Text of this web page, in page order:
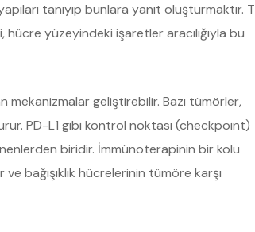
tanıyıp bunlara yanıt oluşturmaktır. T
hücre yüzeyindeki işaretler aracılığıyla bu
mekanizmalar geliştirebilir. Bazı tümörler,
PD-L1 gibi kontrol noktası (checkpoint)
biridir. İmmünoterapinin bir kolu
bağışıklık hücrelerinin tümöre karşı